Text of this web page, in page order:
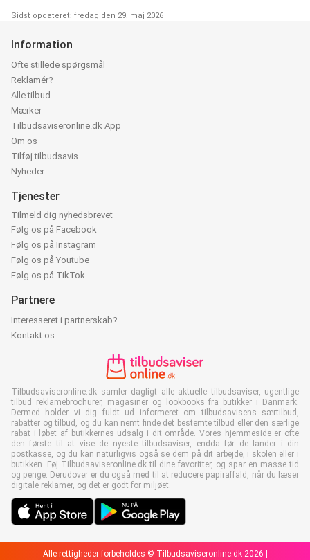
Sidst opdateret: fredag den 29. maj 2026
Information
Ofte stillede spørgsmål
Reklamér?
Alle tilbud
Mærker
Tilbudsaviseronline.dk App
Om os
Tilføj tilbudsavis
Nyheder
Tjenester
Tilmeld dig nyhedsbrevet
Følg os på Facebook
Følg os på Instagram
Følg os på Youtube
Følg os på TikTok
Partnere
Interesseret i partnerskab?
Kontakt os
Tilbudsaviseronline.dk samler dagligt alle aktuelle tilbudsaviser, ugentlige
tilbud reklamebrochurer, magasiner og lookbooks fra butikker i Danmark.
Dermed holder vi dig fuldt ud informeret om tilbudsavisens særtilbud,
rabatter og tilbud, og du kan nemt finde det bestemte tilbud eller den særlige
rabat i løbet af butikkernes udsalg i dit område. Vores hjemmeside er ofte
den første til at vise de nyeste tilbudsaviser, endda før de lander i din
postkasse, og du kan naturligvis også se dem på dit arbejde, i skolen eller i
butikken. Føj Tilbudsaviseronline.dk til dine favoritter, og spar en masse tid
og penge. Derudover er du også med til at reducere papiraffald, når du læser
digitale reklamer, og det er godt for miljøet.
Alle rettigheder forbeholdes © Tilbudsaviseronline.dk 2026 |